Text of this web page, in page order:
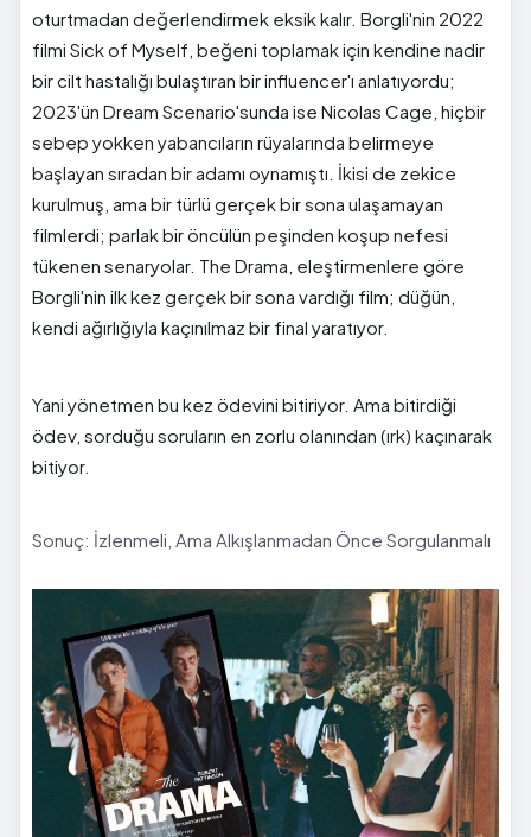
oturtmadan değerlendirmek eksik kalır. Borgli'nin 2022
filmi Sick of Myself, beğeni toplamak için kendine nadir
bir cilt hastalığı bulaştıran bir influencer'ı anlatıyordu;
2023'ün Dream Scenario'sunda ise Nicolas Cage, hiçbir
sebep yokken yabancıların rüyalarında belirmeye
başlayan sıradan bir adamı oynamıştı. İkisi de zekice
kurulmuş, ama bir türlü gerçek bir sona ulaşamayan
filmlerdi; parlak bir öncülün peşinden koşup nefesi
tükenen senaryolar. The Drama, eleştirmenlere göre
Borgli'nin ilk kez gerçek bir sona vardığı film; düğün,
kendi ağırlığıyla kaçınılmaz bir final yaratıyor.
Yani yönetmen bu kez ödevini bitiriyor. Ama bitirdiği
ödev, sorduğu soruların en zorlu olanından (ırk) kaçınarak
bitiyor.
Sonuç: İzlenmeli, Ama Alkışlanmadan Önce Sorgulanmalı